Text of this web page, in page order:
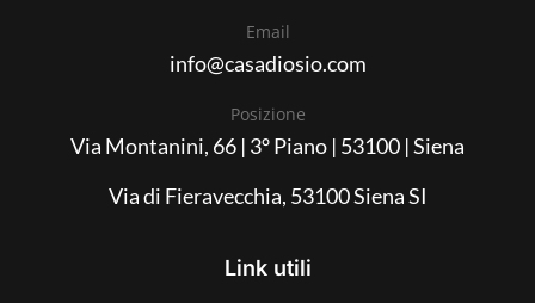
Email
info@casadiosio.com
Posizione
Via Montanini, 66 | 3° Piano | 53100 | Siena
Via di Fieravecchia, 53100 Siena SI
Link utili